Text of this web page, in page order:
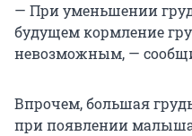
— При уменьшении
будущем кормление
невозможным, —
Впрочем, большая
при появлении